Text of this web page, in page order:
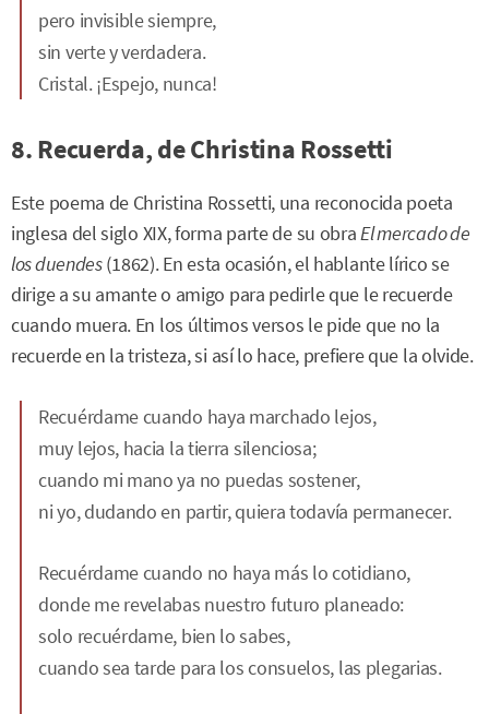
pero invisible siempre,
sin verte y verdadera.
Cristal. ¡Espejo, nunca!
8. Recuerda, de Christina Rossetti
Este poema de Christina Rossetti, una reconocida poeta
inglesa del siglo XIX, forma parte de su obraEl mercado de
los duendes(1862). En esta ocasión, el hablante lírico se
dirige a su amante o amigo para pedirle que le recuerde
cuando muera. En los últimos versos le pide que no la
recuerde en la tristeza, si así lo hace, prefiere que la olvide.
Recuérdame cuando haya marchado lejos,
muy lejos, hacia la tierra silenciosa;
cuando mi mano ya no puedas sostener,
ni yo, dudando en partir, quiera todavía permanecer.
Recuérdame cuando no haya más lo cotidiano,
donde me revelabas nuestro futuro planeado:
solo recuérdame, bien lo sabes,
cuando sea tarde para los consuelos, las plegarias.